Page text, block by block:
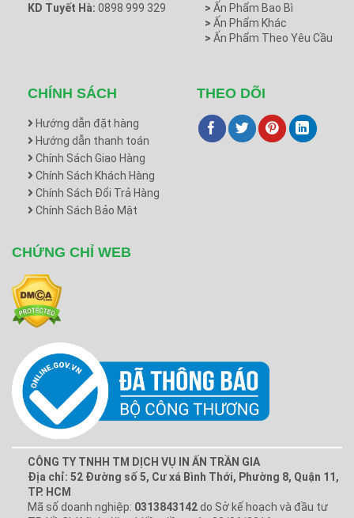
KD Tuyết Hà: 0898 999 329
> Ấn Phẩm Bao Bì
> Ấn Phẩm Khác
> Ấn Phẩm Theo Yêu Cầu
CHÍNH SÁCH
Hướng dẫn đặt hàng
Hướng dẫn thanh toán
Chính Sách Giao Hàng
Chính Sách Khách Hàng
Chính Sách Đổi Trả Hàng
Chính Sách Bảo Mật
THEO DÕI
CHỨNG CHỈ WEB
CÔNG TY TNHH TM DỊCH VỤ IN ẤN TRẦN GIA
Địa chỉ: 52 Đường số 5, Cư xá Bình Thới, Phường 8, Quận 11,
TP. HCM
Mã số doanh nghiệp: 0313843142 do Sở kế hoạch và đầu tư